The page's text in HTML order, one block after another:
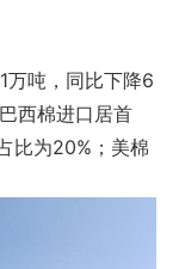
万吨，同比下降6
西棉进口居首
比为20%；美棉